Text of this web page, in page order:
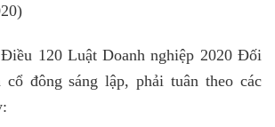
120 Luật Doanh nghiệp 2020 Đối
đông sáng lập, phải tuân theo các